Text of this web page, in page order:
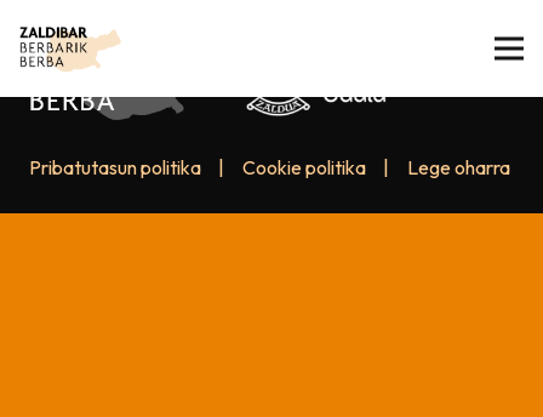
Pribatutasun politika Cookie politika Lege oharra